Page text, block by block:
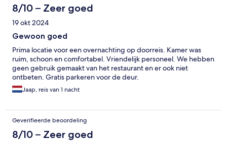
8/10 – Zeer goed
19 okt 2024
Gewoon goed
Prima locatie voor een overnachting op doorreis. Kamer was
ruim, schoon en comfortabel. Vriendelijk personeel. We hebben
geen gebruik gemaakt van het restaurant en er ook niet
ontbeten. Gratis parkeren voor de deur.
Jaap, reis van 1 nacht
Geverifieerde beoordeling
8/10 – Zeer goed